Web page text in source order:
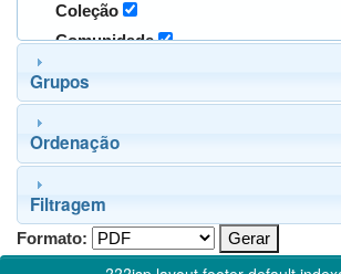
Coleção
Comunidade
Grupos
Ordenação
Filtragem
Formato: